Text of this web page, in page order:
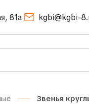
81а kgbi@kgbi-
Звенья